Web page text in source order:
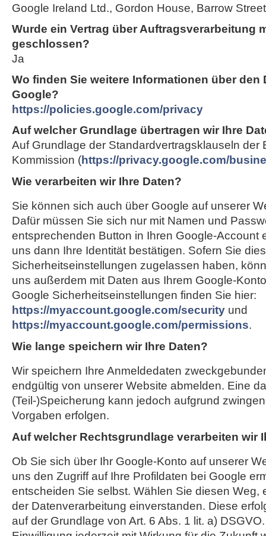
Google Ireland Ltd., Gordon House, Barrow
Wurde ein Vertrag über Auftragsverarbeitung
geschlossen?
Ja
Wo finden Sie weitere Informationen über den
Google?
https://policies.google.com/privacy
Auf welcher Grundlage übertragen wir Ihre
Auf Grundlage der Standardvertragsklauseln der
Kommission (https://privacy.google.com/
Wie verarbeiten wir Ihre Daten?
Sie können sich auch über Google auf unserer
Dafür müssen Sie sich nur mit Namen und
entsprechenden Button in Ihren Google-Account
uns dann Ihre Identität bestätigen. Sofern Sie
Sicherheitseinstellungen zugelassen haben,
uns außerdem mit Daten aus Ihrem Google-
Google Sicherheitseinstellungen finden Sie hier:
https://myaccount.google.com/security und
https://myaccount.google.com/permissions.
Wie lange speichern wir Ihre Daten?
Wir speichern Ihre Anmeldedaten
endgültig von unserer Website abmelden. Eine
(Teil-)Speicherung kann jedoch aufgrund
Vorgaben erfolgen.
Auf welcher Rechtsgrundlage verarbeiten wir
Ob Sie sich über Ihr Google-Konto auf unserer
uns den Zugriff auf Ihre Profildaten bei Google
entscheiden Sie selbst. Wählen Sie diesen Weg,
der Datenverarbeitung einverstanden. Diese
auf der Grundlage von Art. 6 Abs. 1 lit. a)